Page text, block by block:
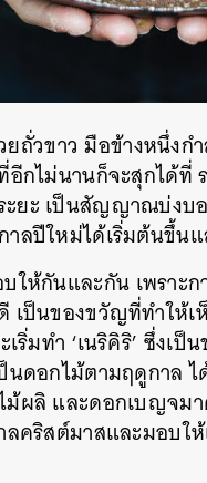
ถั่วขาว มือข้างหนึ่งก
อีกไม่นานก็จะสุกได้ที่
ยะ เป็นสัญญาณบ่งบ
ลปีใหม่ได้เริ่มต้นขึ้น
กันและกัน เพราะก
เป็นของขวัญที่ทำให้
เริ่มทำ ‘เนริคิริ’ ซึ่
นดอกไม้ตามฤดูกาล
ผลิ และดอกเบญจม
ลคริสต์มาสและมอบ
SHARE TWEET